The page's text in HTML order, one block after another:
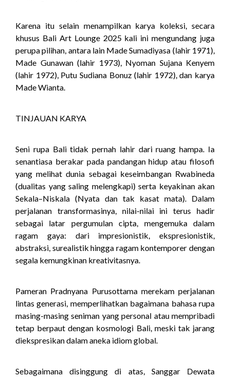
Karena itu selain menampilkan karya koleksi, secara
khusus Bali Art Lounge 2025 kali ini mengundang juga
perupa pilihan, antara lain Made Sumadiyasa (lahir 1971),
Made Gunawan (lahir 1973), Nyoman Sujana Kenyem
(lahir 1972), Putu Sudiana Bonuz (lahir 1972), dan karya
Made Wianta.
TINJAUAN KARYA
Seni rupa Bali tidak pernah lahir dari ruang hampa. Ia
senantiasa berakar pada pandangan hidup atau filosofi
yang melihat dunia sebagai keseimbangan Rwabineda
(dualitas yang saling melengkapi) serta keyakinan akan
Sekala–Niskala (Nyata dan tak kasat mata). Dalam
perjalanan transformasinya, nilai-nilai ini terus hadir
sebagai latar pergumulan cipta, mengemuka dalam
ragam gaya: dari impresionistik, ekspresionistik,
abstraksi, surealistik hingga ragam kontemporer dengan
segala kemungkinan kreativitasnya.
Pameran Pradnyana Purusottama merekam perjalanan
lintas generasi, memperlihatkan bagaimana bahasa rupa
masing-masing seniman yang personal atau mempribadi
tetap berpaut dengan kosmologi Bali, meski tak jarang
diekspresikan dalam aneka idiom global.
Sebagaimana disinggung di atas, Sanggar Dewata